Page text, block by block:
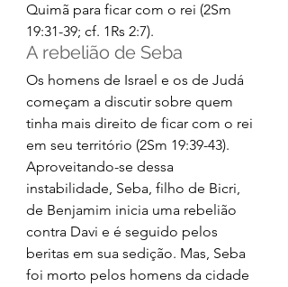
Quimã para ficar com o rei (2Sm
19:31-39; cf. 1Rs 2:7).
A rebelião de Seba
Os homens de Israel e os de Judá
começam a discutir sobre quem
tinha mais direito de ficar com o rei
em seu território (2Sm 19:39-43).
Aproveitando-se dessa
instabilidade, Seba, filho de Bicri,
de Benjamim inicia uma rebelião
contra Davi e é seguido pelos
beritas em sua sedição. Mas, Seba
foi morto pelos homens da cidade